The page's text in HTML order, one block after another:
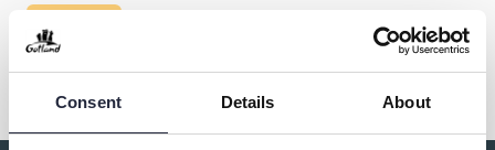
Consent Details About